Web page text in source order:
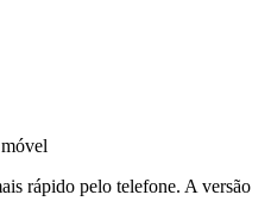
rápido pelo telefone. A versão